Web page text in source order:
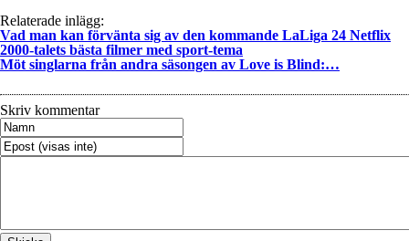
Relaterade inlägg:
Vad man kan förvänta sig av den kommande LaLiga 24 Netflix
2000-talets bästa filmer med sport-tema
Möt singlarna från andra säsongen av Love is Blind:…
Skriv kommentar